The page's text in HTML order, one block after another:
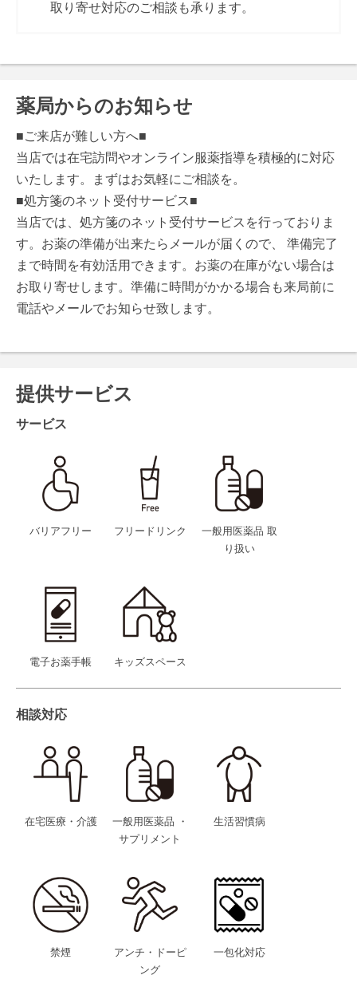
取り寄せ対応のご相談も承ります。
薬局からのお知らせ
■ご来店が難しい方へ■
当店では在宅訪問やオンライン服薬指導を積極的に対応
いたします。まずはお気軽にご相談を。
■処方箋のネット受付サービス■
当店では、処方箋のネット受付サービスを行っておりま
す。お薬の準備が出来たらメールが届くので、 準備完了
まで時間を有効活用できます。お薬の在庫がない場合は
お取り寄せします。準備に時間がかかる場合も来局前に
電話やメールでお知らせ致します。
提供サービス
サービス
バリアフリー フリードリンク
一般用医薬品 取
り扱い
電子お薬手帳 キッズスペース
相談対応
在宅医療・介護
一般用医薬品 ・
サプリメント
生活習慣病
禁煙
アンチ・ドーピ
ング
一包化対応